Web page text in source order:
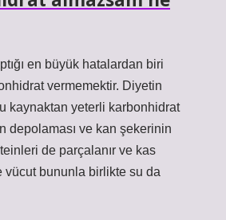
en büyük hatalardan biri
vermemektir. Diyetin
kaynaktan yeterli karbonhidrat
depolaması ve kan şekerinin
de parçalanır ve kas
vücut bununla birlikte su da